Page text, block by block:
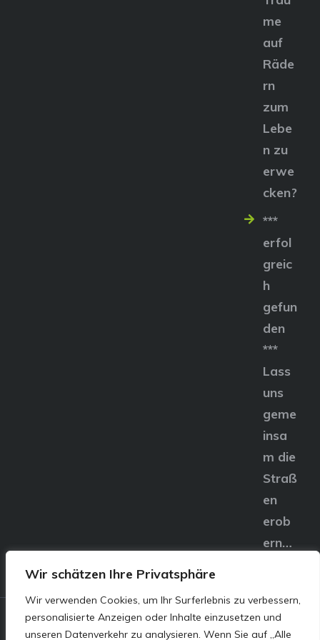
Wir schätzen Ihre Privatsphäre
Wir verwenden Cookies, um Ihr Surferlebnis zu verbessern,
personalisierte Anzeigen oder Inhalte einzusetzen und
unseren Datenverkehr zu analysieren. Wenn Sie auf „Alle
me
auf
Räde
rn
zum
Lebe
n zu
erwe
cken?
***
erfol
greic
h
gefun
den
***
Lass
uns
geme
insa
m die
Straß
en
erob
ern…
© E&S Motors GmbH,